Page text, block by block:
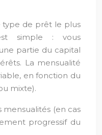
type de prêt le plus
simple : vous
partie du capital
La mensualité
en fonction du
mixte).
mensualités (en cas
progressif du